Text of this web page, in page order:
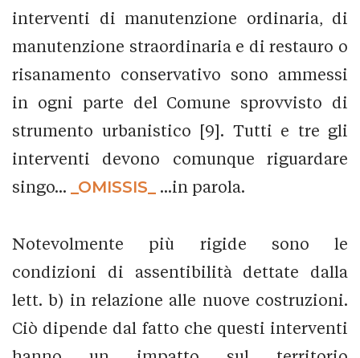
interventi di manutenzione ordinaria, di
manutenzione straordinaria e di restauro o
risanamento conservativo sono ammessi
in ogni parte del Comune sprovvisto di
strumento urbanistico [9]. Tutti e tre gli
interventi devono comunque riguardare
singo...
_OMISSIS_ ...in parola.
Notevolmente più rigide sono le
condizioni di assentibilità dettate dalla
lett. b) in relazione alle nuove costruzioni.
Ciò dipende dal fatto che questi interventi